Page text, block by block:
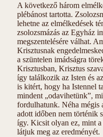
A következő három
plébánost tartotta.
lehetne az elmélkedések
zsolozsmázás az Egyház
megszentelésére válhat.
Krisztusnak
a szüntelen imádságra
Krisztusban, Krisztus
így találkozik az Isten és
is kitért, hogy ha Istennel
mindent „odavihetünk”,
fordulhatunk. Néha mégis
adott időben nem történik
így. Kicsit olyan ez, mint a
látjuk meg az eredményét.